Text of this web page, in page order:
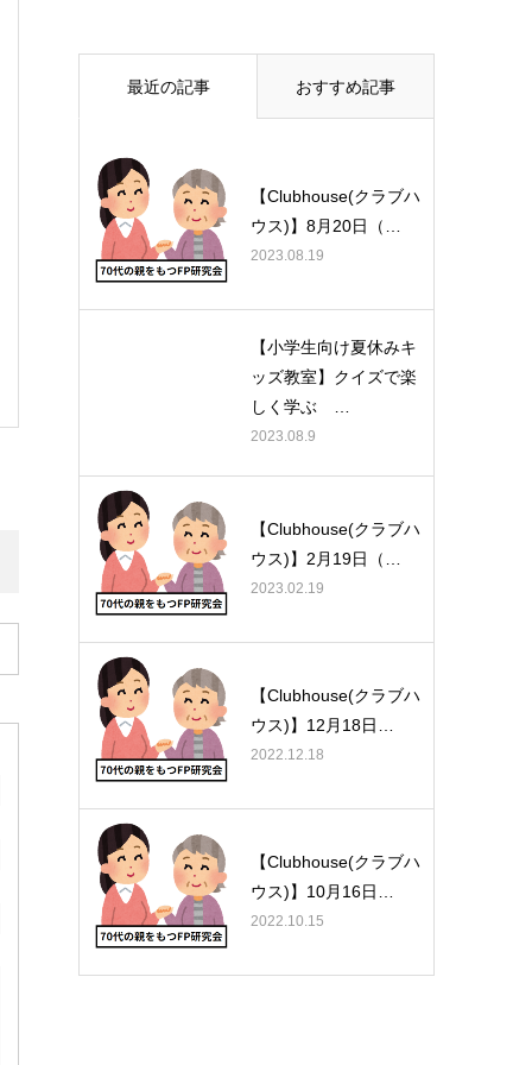
最近の記事 おすすめ記事
【Clubhouse(クラブハ
ウス)】8月20日（…
2023.08.19
【小学生向け夏休みキ
ッズ教室】クイズで楽
しく学ぶ …
2023.08.9
【Clubhouse(クラブハ
ウス)】2月19日（…
2023.02.19
【Clubhouse(クラブハ
ウス)】12月18日…
2022.12.18
【Clubhouse(クラブハ
ウス)】10月16日…
2022.10.15